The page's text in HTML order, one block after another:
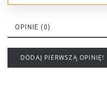
OPINIE (0)
DODAJ PIERWSZĄ OPINIĘ!